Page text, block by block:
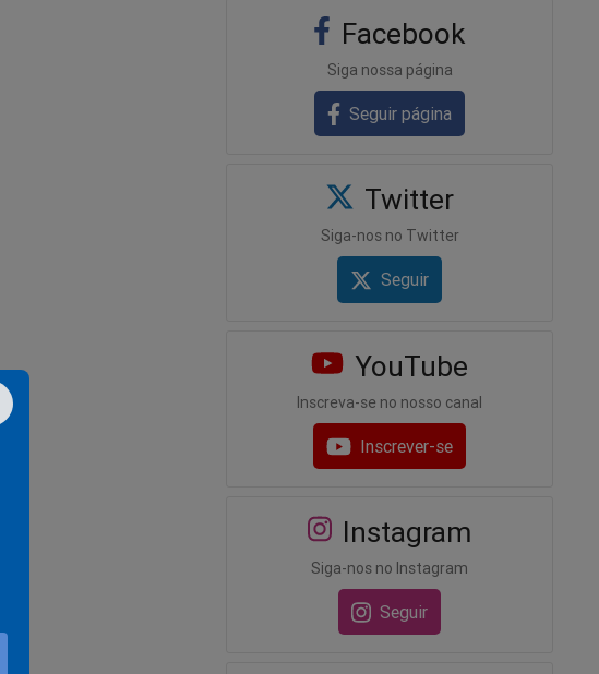
Facebook
Siga nossa página
Seguir página
Twitter
Siga-nos no Twitter
Seguir
YouTube
Inscreva-se no nosso canal
Inscrever-se
Instagram
Siga-nos no Instagram
Seguir